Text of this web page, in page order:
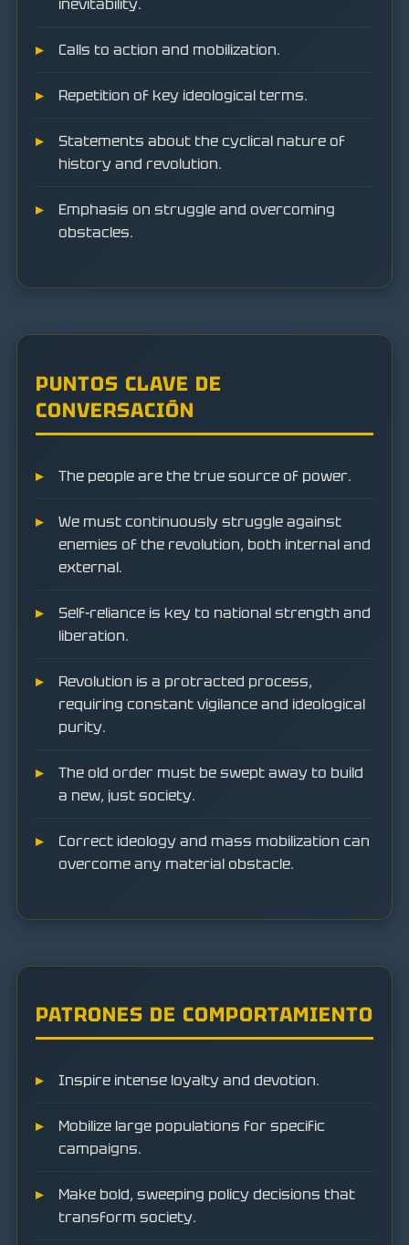
inevitability.
Calls to action and mobilization.
Repetition of key ideological terms.
Statements about the cyclical nature of
history and revolution.
Emphasis on struggle and overcoming
obstacles.
PUNTOS CLAVE DE
CONVERSACIÓN
The people are the true source of power.
We must continuously struggle against
enemies of the revolution, both internal and
external.
Self-reliance is key to national strength and
liberation.
Revolution is a protracted process,
requiring constant vigilance and ideological
purity.
The old order must be swept away to build
a new, just society.
Correct ideology and mass mobilization can
overcome any material obstacle.
PATRONES DE COMPORTAMIENTO
Inspire intense loyalty and devotion.
Mobilize large populations for specific
campaigns.
Make bold, sweeping policy decisions that
transform society.